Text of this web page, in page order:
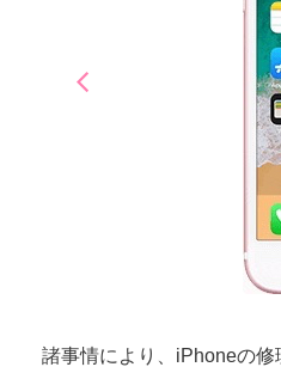
arrow_back_iosPrevious
諸事情により、iPhoneの修